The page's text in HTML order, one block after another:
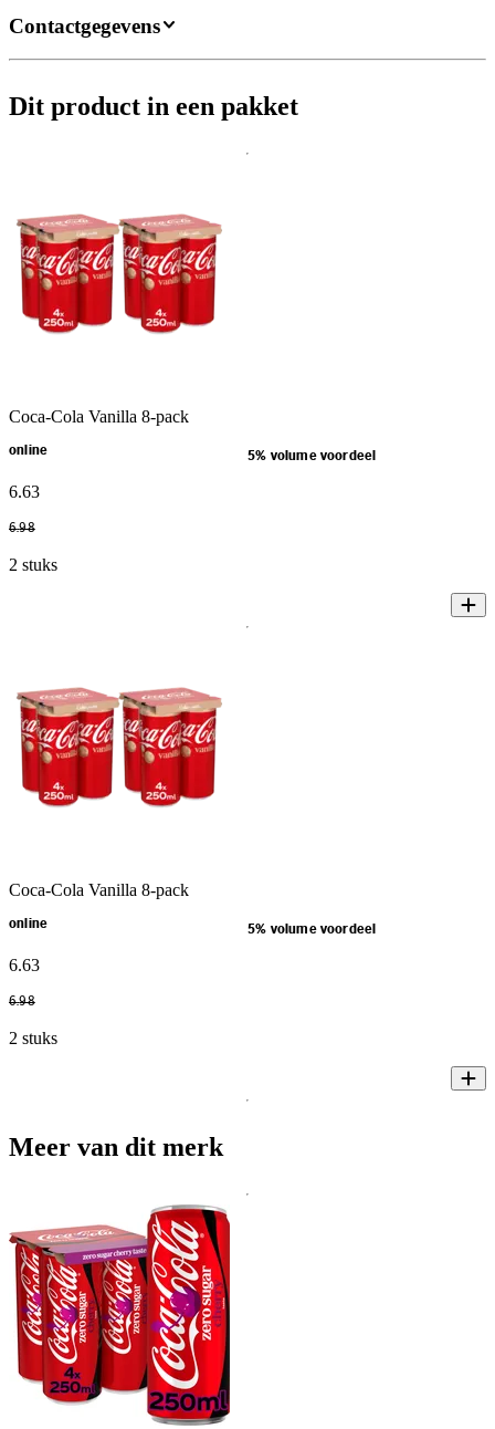
Contactgegevens
Dit product in een pakket
Coca-Cola Vanilla 8-pack
online 5% volume voordeel
6.63
6.98
2 stuks
Coca-Cola Vanilla 8-pack
online 5% volume voordeel
6.63
6.98
2 stuks
Meer van dit merk